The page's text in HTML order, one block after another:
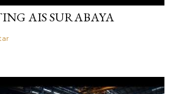
AIS SURABAYA